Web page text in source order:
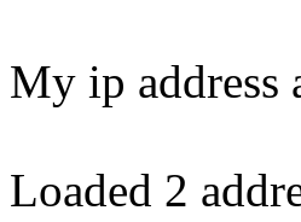
My ip address
Loaded 2